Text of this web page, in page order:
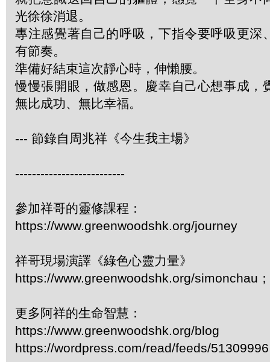
光徐徐消退。
專注感覺著自己的呼吸，下指令要呼吸更深
有節奏。
準備好結束這次靜心時，伸懶腰。
慢慢張開眼，做感恩。慶幸自己心想事成，
無比成功、無比幸福。
--- 節錄自周兆祥《今生我主場》
--------------------------
參加祥哥的靈修課程：
https://www.greenwoodshk.org/journey
祥哥現場演譯《綠色心靈力量》
https://www.greenwoodshk.org/simonchau
更多阿祥的生命智慧：
https://www.greenwoodshk.org/blog
https://wordpress.com/read/feeds/51309996